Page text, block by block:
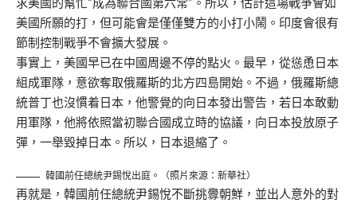
美國所願的打，但可能會是僅僅雙方的小打小鬧。印度會很有
節制控制戰爭不會擴大發展。
事實上，美國早已在中國周邊不停的點火。最早，從慫恿日本
組成軍隊，意欲奪取俄羅斯的北方四島開始。不過，俄羅斯總
統普丁也沒慣着日本，他警覺的向日本發出警告，若日本敢動
用軍隊，他將依照當初聯合國成立時的協議，向日本投放原子
彈，一舉毀掉日本。所以，日本退縮了。
韓國前任總統尹錫悅出庭。（照片來源：新華社）
再就是，韓國前任總統尹錫悅不斷挑釁朝鮮，並出人意外的對